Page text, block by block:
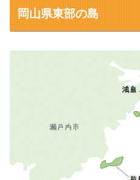
岡山県東部の島